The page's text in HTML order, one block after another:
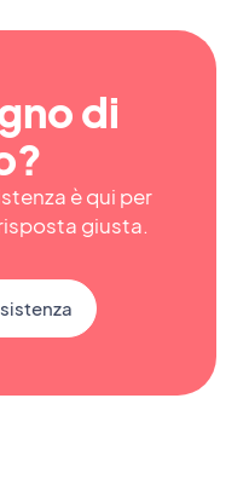
di
è qui per
giusta.